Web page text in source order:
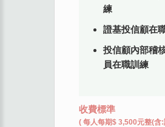
練
證基投信顧在
投信顧內部稽
員在職訓練
收費標準
( 每人每期$ 3,500元整(含